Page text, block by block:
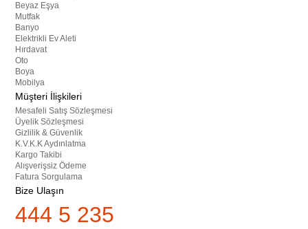
Beyaz Eşya
Mutfak
Banyo
Elektrikli Ev Aleti
Hırdavat
Oto
Boya
Mobilya
Müşteri İlişkileri
Mesafeli Satış Sözleşmesi
Üyelik Sözleşmesi
Gizlilik & Güvenlik
K.V.K.K Aydınlatma
Kargo Takibi
Alışverişsiz Ödeme
Fatura Sorgulama
Bize Ulaşın
444 5 235